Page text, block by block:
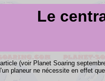
Le
(voir Planet Soaring
planeur ne nécessite en effet